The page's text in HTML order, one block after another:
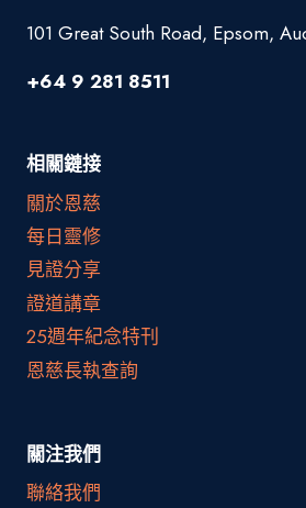
101 Great South Road, Epsom,
+64 9 281 8511
相關鏈接
關於恩慈
每日靈修
見證分享
證道講章
25週年紀念特刊
恩慈長執查詢
關注我們
聯絡我們